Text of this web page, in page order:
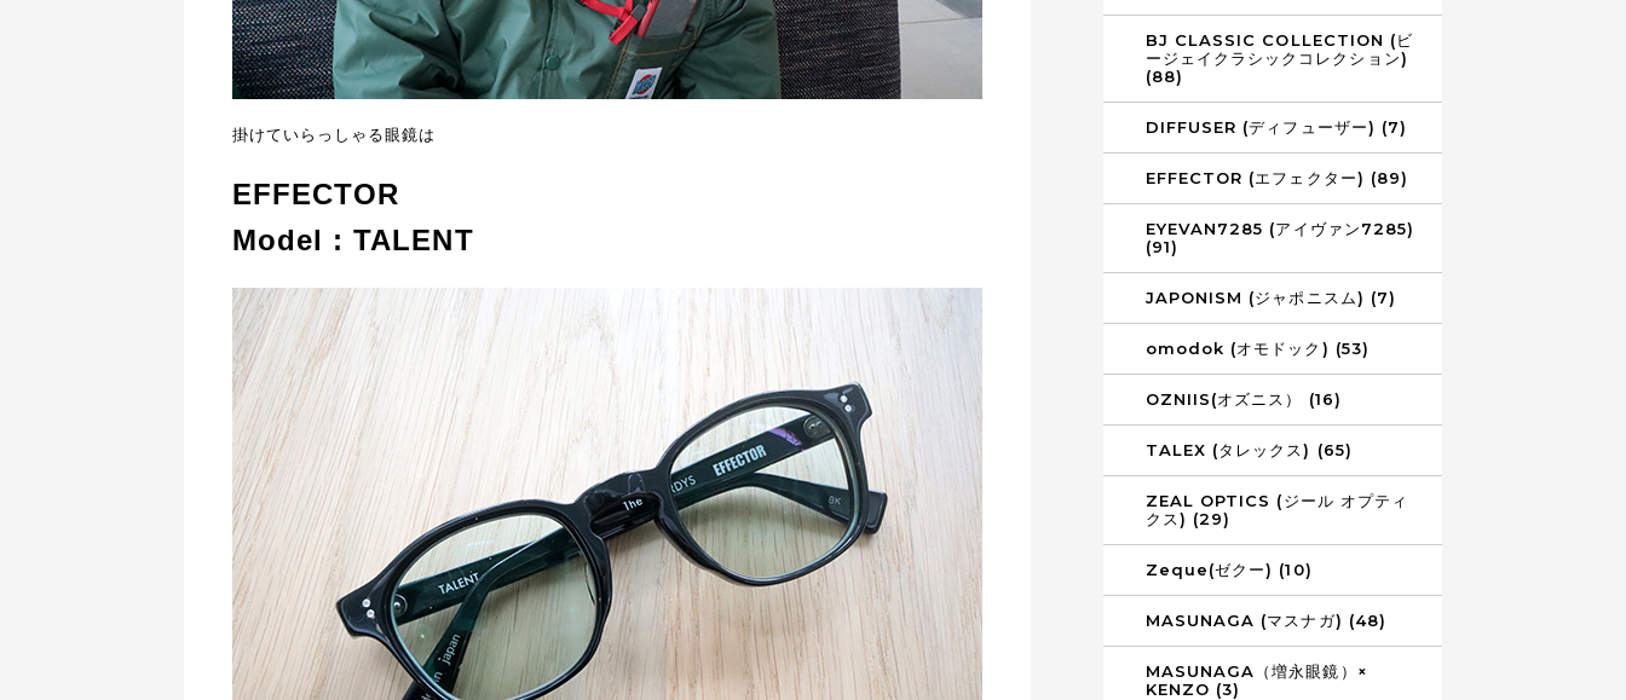
掛けていらっしゃる眼鏡は
EFFECTOR
Model : TALENT
BJ CLASSIC COLLECTION (ビ
ージェイクラシックコレクション)
(88)
DIFFUSER (ディフューザー) (7)
EFFECTOR (エフェクター) (89)
EYEVAN7285 (アイヴァン7285)
(91)
JAPONISM (ジャポニスム) (7)
omodok (オモドック) (53)
OZNIIS(オズニス） (16)
TALEX (タレックス) (65)
ZEAL OPTICS (ジール オプティ
クス) (29)
Zeque(ゼクー) (10)
MASUNAGA (マスナガ) (48)
MASUNAGA（増永眼鏡）×
KENZO (3)